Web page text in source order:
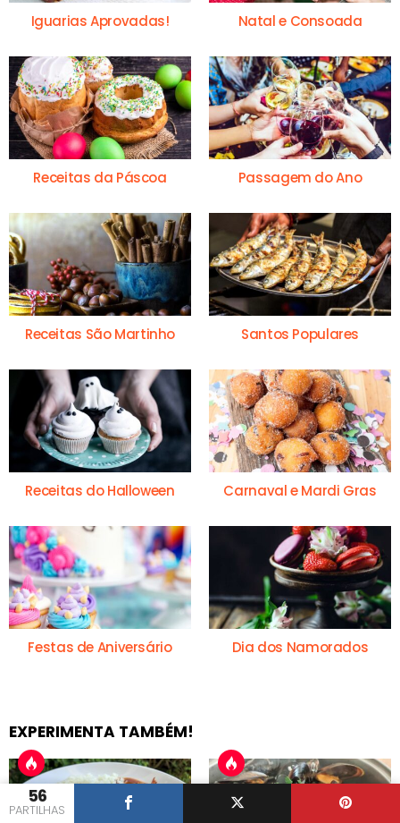
56
PARTILHAS
Iguarias Aprovadas! Natal e Consoada
Receitas da Páscoa Passagem do Ano
Receitas São Martinho Santos Populares
Receitas do Halloween Carnaval e Mardi Gras
Festas de Aniversário Dia dos Namorados
EXPERIMENTA TAMBÉM!